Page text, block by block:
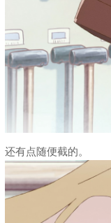
还有点随便截的。